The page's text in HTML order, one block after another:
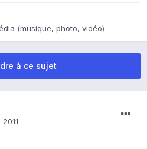
(musique, photo, vidéo)
à ce sujet